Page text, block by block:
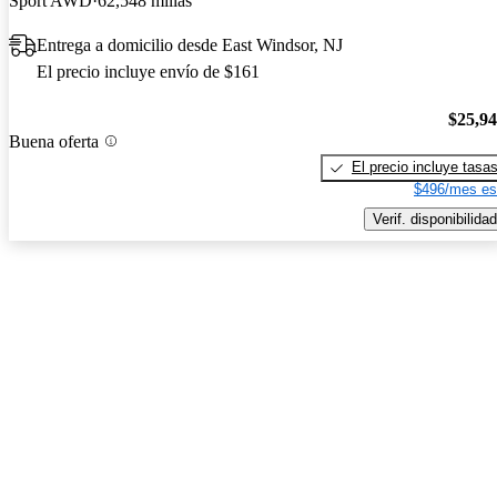
Entrega a domicilio desde East Windsor, NJ
El precio incluye envío de $161
Buena oferta
El precio incluye tasas
$496/mes
Verif. disponibilidad